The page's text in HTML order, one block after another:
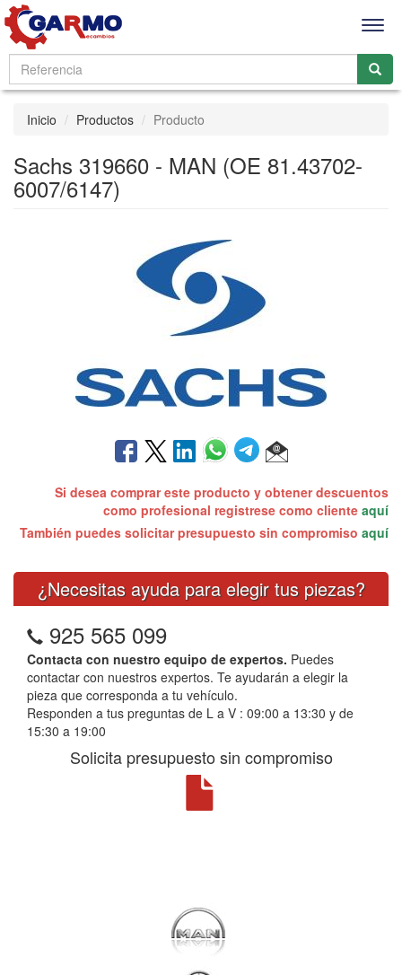
Inicio Productos Producto
Sachs 319660 - MAN (OE 81.43702-
6007/6147)
Si desea comprar este producto y obtener descuentos
como profesional registrese como cliente aquí
También puedes solicitar presupuesto sin compromiso aquí
¿Necesitas ayuda para elegir tus piezas?
925 565 099
Contacta con nuestro equipo de expertos. Puedes
contactar con nuestros expertos. Te ayudarán a elegir la
pieza que corresponda a tu vehículo.
Responden a tus preguntas de L a V : 09:00 a 13:30 y de
15:30 a 19:00
Solicita presupuesto sin compromiso